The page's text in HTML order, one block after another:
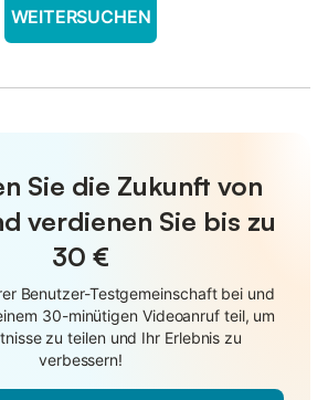
WEITERSUCHEN
Sie die Zukunft von
verdienen Sie bis zu
30 €
Benutzer-Testgemeinschaft bei und
30-minütigen Videoanruf teil, um
zu teilen und Ihr Erlebnis zu
verbessern!